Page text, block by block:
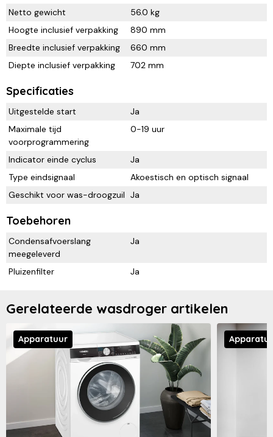
Netto gewicht
56.0 kg
Hoogte inclusief verpakking
890 mm
Breedte inclusief verpakking
660 mm
Diepte inclusief verpakking
702 mm
Specificaties
Uitgestelde start
Ja
Maximale tijd
voorprogrammering
0-19 uur
Indicator einde cyclus
Ja
Type eindsignaal
Akoestisch en optisch signaal
Geschikt voor was-droogzuil Ja
Toebehoren
Condensafvoerslang
meegeleverd
Ja
Pluizenfilter Ja
Gerelateerde wasdroger artikelen
Apparatuur